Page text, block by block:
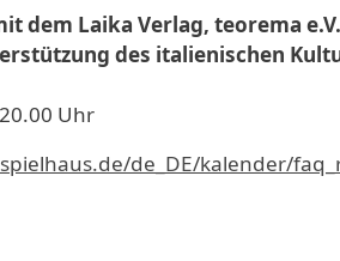
dem Laika Verlag, teorema
des italienischen
Uhr
de_DE/kalender/